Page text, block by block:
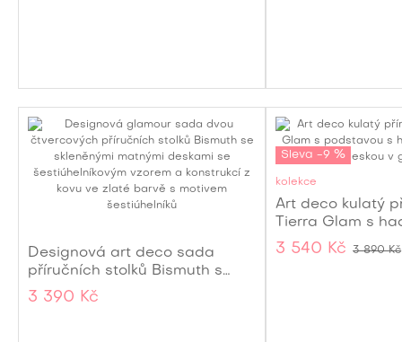
Designová art deco sada
příručních stolků Bismuth s
matným strukturovaným sklem
a zlatou kovovou konstrukcí 68
3 390 Kč
Sleva -9 %
kolekce
Art deco kulatý
Tierra Glam s
a skleněnou
3 540 Kč 3 890 Kč